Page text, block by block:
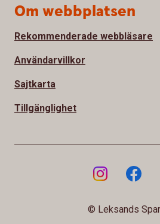
Om webbplatsen
Rekommenderade webbläsare
Användarvillkor
Sajtkarta
Tillgänglighet
© Leksands